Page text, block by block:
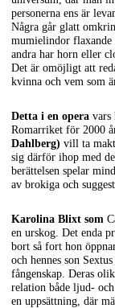
personerna ens är
Några går glatt
mumielindor flaxande
andra har horn eller
Det är omöjligt att
kvinna och vem som
Detta i en opera vars
Romarriket för 2000
Dahlberg) vill ta
sig därför ihop med
berättelsen spelar
av brokiga och
Karolina Blixt som
en urskog. Det enda
bort så fort hon
och hennes son
fångenskap. Deras
relation både ljud-
en uppsättning, där